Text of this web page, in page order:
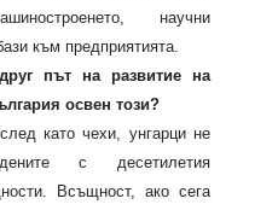
научни
към предприятията.
път на развитие на
освен този?
като чехи, унгарци не
с десетилетия
Всъщност, ако сега